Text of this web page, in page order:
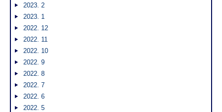
2023. 2
2023. 1
2022. 12
2022. 11
2022. 10
2022. 9
2022. 8
2022. 7
2022. 6
2022. 5